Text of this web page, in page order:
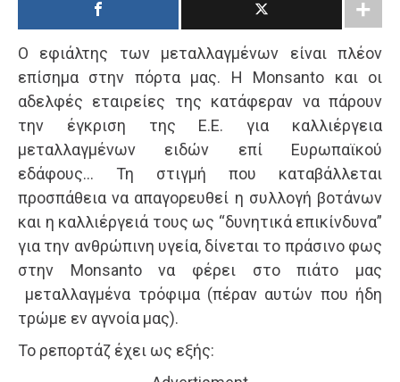
Ο εφιάλτης των μεταλλαγμένων είναι πλέον
επίσημα στην πόρτα μας. Η Monsanto και οι
αδελφές εταιρείες της κατάφεραν να πάρουν
την έγκριση της Ε.Ε. για καλλιέργεια
μεταλλαγμένων ειδών επί Ευρωπαϊκού
εδάφους… Τη στιγμή που καταβάλλεται
προσπάθεια να απαγορευθεί η συλλογή βοτάνων
και η καλλιέργειά τους ως “δυνητικά επικίνδυνα”
για την ανθρώπινη υγεία, δίνεται το πράσινο φως
στην Monsanto να φέρει στο πιάτο μας
μεταλλαγμένα τρόφιμα (πέραν αυτών που ήδη
τρώμε εν αγνοία μας).
Το ρεπορτάζ έχει ως εξής: